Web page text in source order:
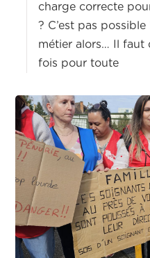
charge correcte
? C’est pas
métier alors… Il faut
fois pour toute